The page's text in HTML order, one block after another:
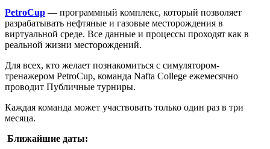
PetroCup — программный комплекс, который позволяет
разрабатывать нефтяные и газовые месторождения в
виртуальной среде. Все данные и процессы проходят как в
реальной жизни месторождений.
Для всех, кто желает познакомиться с симулятором-
тренажером PetroCup, команда Nafta College ежемесячно
проводит Публичные турниры.
Каждая команда может участвовать только один раз в три
месяца.
Ближайшие даты: